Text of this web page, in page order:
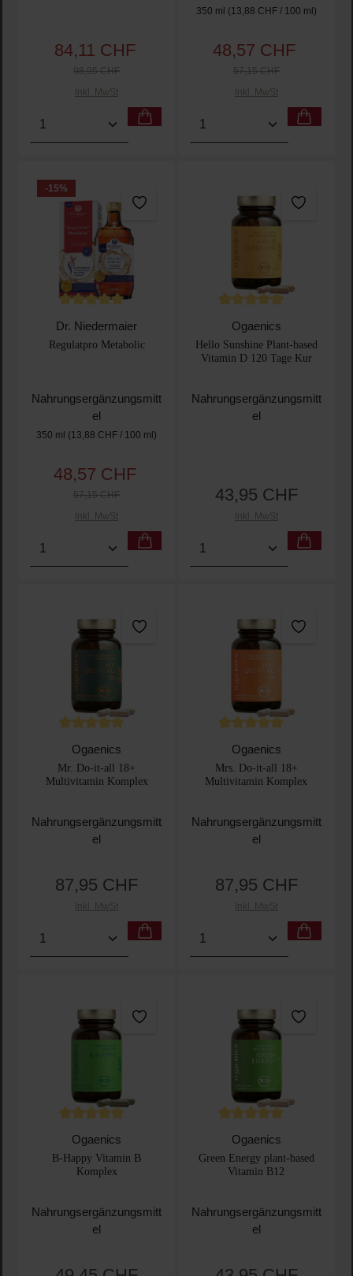
Verkaufspreis:
84,11 CHF
98,95 CHF
Inkl. MwSt
Produkt Anzahl: Gib den gewünschten Wert ein
350 ml (13,88 CHF / 100 ml)
Verkaufspreis:
48,57 CHF
57,15 CHF
Inkl. MwSt
Produkt Anzahl: Gib
-15%
Dr. Niedermaier
Regulatpro Metabolic
Nahrungsergänzungsmitt
el
350 ml (13,88 CHF / 100 ml)
Verkaufspreis:
48,57 CHF
57,15 CHF
Inkl. MwSt
Produkt Anzahl: Gib den gewünschten Wert ein
Ogaenics
Hello Sunshine Plant-based
Vitamin D 120 Tage Kur
Nahrungsergänzungsmitt
el
Regulärer Preis:
43,95 CHF
Inkl. MwSt
Produkt Anzahl: Gib
Ogaenics
Mr. Do-it-all 18+
Multivitamin Komplex
Nahrungsergänzungsmitt
el
Regulärer Preis:
87,95 CHF
Inkl. MwSt
Produkt Anzahl: Gib den gewünschten Wert ein
Ogaenics
Mrs. Do-it-all 18+
Multivitamin Komplex
Nahrungsergänzungsmitt
el
Regulärer Preis:
87,95 CHF
Inkl. MwSt
Produkt Anzahl: Gib
Ogaenics
B-Happy Vitamin B
Komplex
Nahrungsergänzungsmitt
el
Ogaenics
Green Energy plant-based
Vitamin B12
Nahrungsergänzungsmitt
el